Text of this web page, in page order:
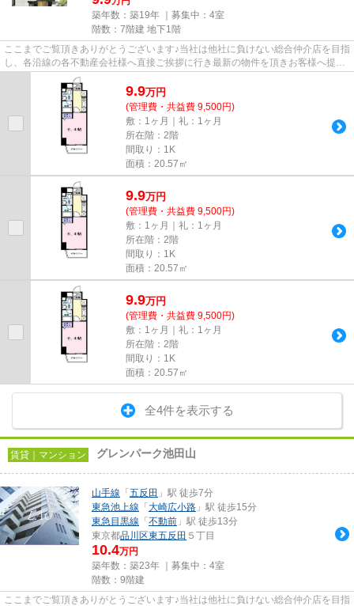
築年数：築19年 ｜募集中： 4室
階数：7階建 地下1階
ここまでご覧頂きありがとうございます♪当社は他社に負けない総合仲介店を目指
し、各沿線の各不動産会社様へ直接ご挨拶に行き最新の物件を頂きお客様へ提供
しております！最新の情報は...
9.9万円
(管理費・共益費 9,500円)
敷：1ヶ月｜礼：1ヶ月
所在階：2階
間取り：1K
面積：20.57㎡
9.9万円
(管理費・共益費 9,500円)
敷：1ヶ月｜礼：1ヶ月
所在階：2階
間取り：1K
面積：20.57㎡
9.9万円
(管理費・共益費 9,500円)
敷：1ヶ月｜礼：1ヶ月
所在階：2階
間取り：1K
面積：20.57㎡
全4件を表示する
賃貸｜マンション グレンパーク池田山
山手線 「 五反田 」駅 徒歩7分
東急池上線 「 大崎広小路 」駅 徒歩15分
東急目黒線 「 不動前 」駅 徒歩13分
東京都品川区東五反田 ５丁目
10.4万円
築年数：築23年 ｜募集中： 4室
階数：9階建
ここまでご覧頂きありがとうございます♪当社は他社に負けない総合仲介店を目指